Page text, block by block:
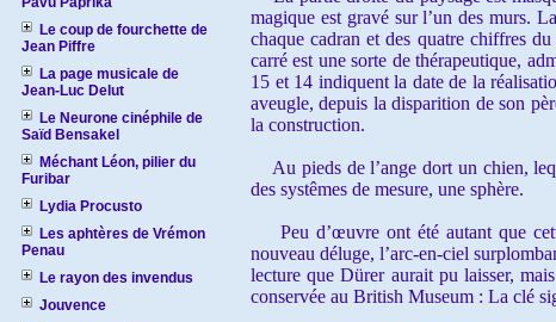
Le coup de fourchette de
Jean Piffre
La page musicale de
Jean-Luc Delut
Le Neurone cinéphile de
Saïd Bensakel
Méchant Léon, pilier du
Furibar
Lydia Procusto
Les aphtères de Vrémon
Penau
Le rayon des invendus
Jouvence
magique est gravé sur l’un des murs.
chaque cadran et des quatre chiffres
carré est une sorte de thérapeutique,
15 et 14 indiquent la date de la
aveugle, depuis la disparition de son
la construction.
Au pieds de l’ange dort un chien,
des systêmes de mesure, une sphère.
Peu d’œuvre ont été autant que
nouveau déluge, l’arc-en-ciel
lecture que Dürer aurait pu laisser,
conservée au British Museum : La clé